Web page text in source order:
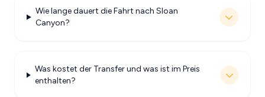
Wie lange dauert die Fahrt nach Sloan
Canyon?
Was kostet der Transfer und was ist im Preis
enthalten?